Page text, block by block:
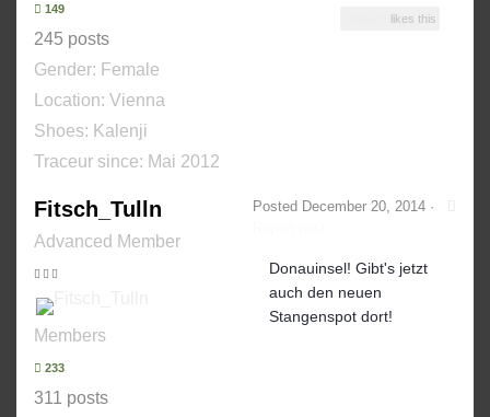
149
245 posts
Gender: Female
Location: Vienna
Shoes: Kalenji
Traceur since: Mai 2012
likes this
Fitsch_Tulln
Advanced Member
Members
233
311 posts
Posted December 20, 2014 ·
Donauinsel! Gibt's jetzt
auch den neuen
Stangenspot dort!